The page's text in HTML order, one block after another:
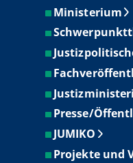
Ministerium
Presse/
JUMIKO
Projekte und